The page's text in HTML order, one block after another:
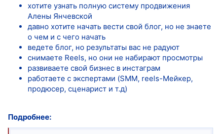
хотите узнать полную систему продвижения
Алены Янчевской
давно хотите начать вести свой блог, но не знаете
о чем и с чего начать
ведете блог, но результаты вас не радуют
снимаете Reels, но они не набирают просмотры
развиваете свой бизнес в инстаграм
работаете с экспертами (SMM, reels-Мейкер,
продюсер, сценарист и т.д)
Подробнее: